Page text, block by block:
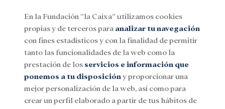
Menu
SocialInvestigación y becasCultura
En la Fundación ”la Caixa” utilizamos cookies
propias y de terceros para analizar tu navegación
con fines estadísticos y con la finalidad de permitir
tanto las funcionalidades de la web como la
prestación de los servicios e información que
ponemos a tu disposición y proporcionar una
mejor personalización de la web, así como para
crear un perfil elaborado a partir de tus hábitos de